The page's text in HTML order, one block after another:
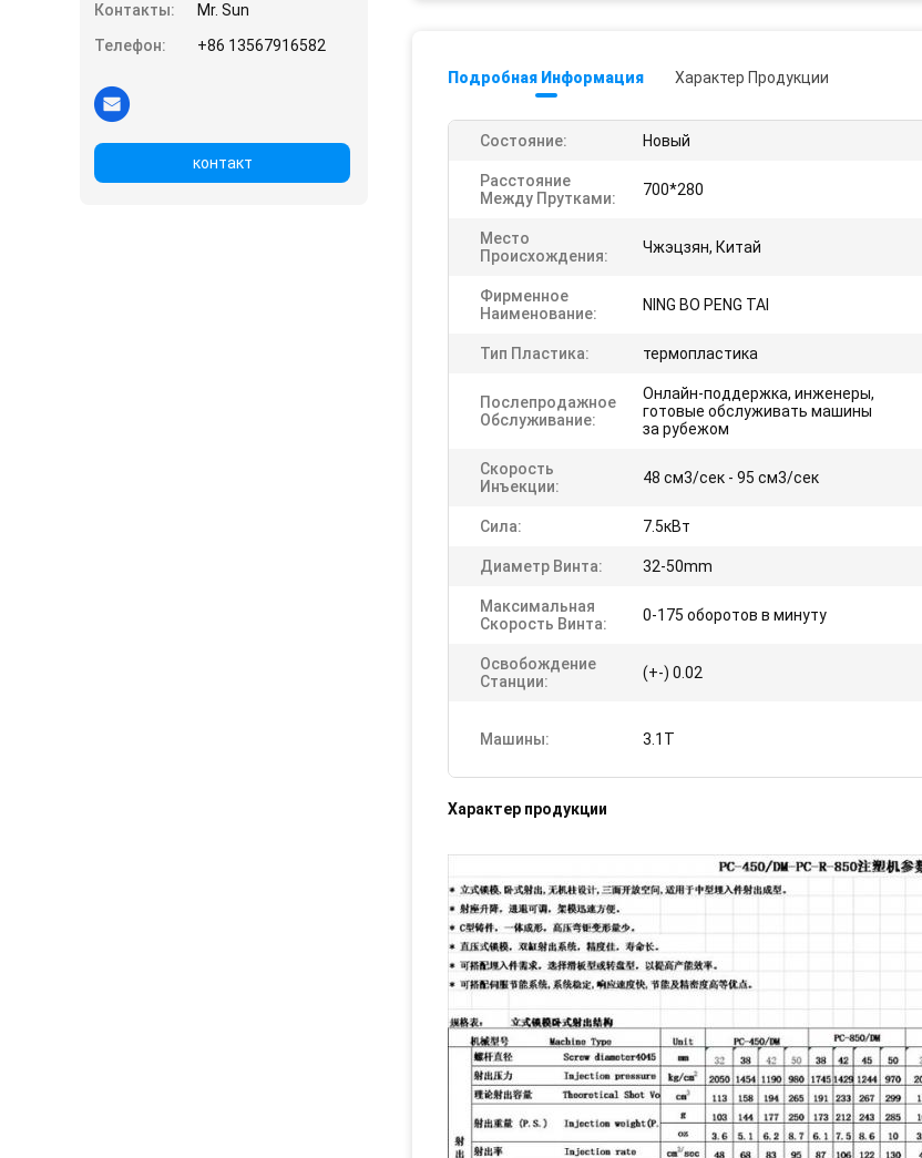
Контакты:
Mr. Sun
Телефон:
+86 13567916582
контакт
Подробная Информация Характер Продукции
Состояние: Новый
Расстояние
Между Прутками:
700*280
Место
Происхождения:
Чжэцзян, Китай
Фирменное
Наименование:
NING BO PENG TAI
Тип Пластика: термопластика
Послепродажное
Обслуживание:
Онлайн-поддержка, инженеры,
готовые обслуживать машины
за рубежом
Скорость
Инъекции:
48 см3/сек - 95 см3/сек
Сила: 7.5кВт
Диаметр Винта: 32-50mm
Максимальная
Скорость Винта:
0-175 оборотов в минуту
Освобождение
Станции:
(+-) 0.02
Машины: 3.1T
Характер продукции